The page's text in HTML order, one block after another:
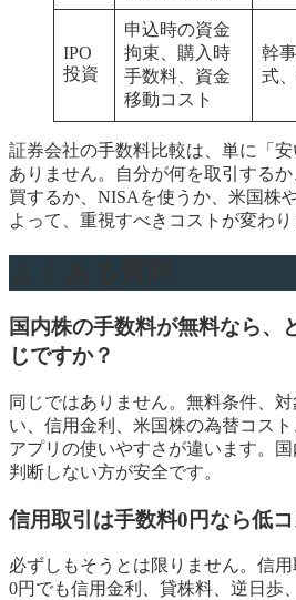
IPO
投資
申込時の資金
拘束、購入時
手数料、資金
移動コスト
幹
式
証券会社の手数料比較は、単に「
ありません。自分が何を取引する
買するか、NISAを使うか、米国株
よって、重視すべきコストが変わり
国内株の手数料が無料なら、
じですか？
同じではありません。無料条件、
い、信用金利、米国株の為替コスト
アプリの使いやすさが違います。
判断しない方が安全です。
信用取引は手数料0円なら低
必ずしもそうとは限りません。信
0円でも信用金利、貸株料、逆日歩